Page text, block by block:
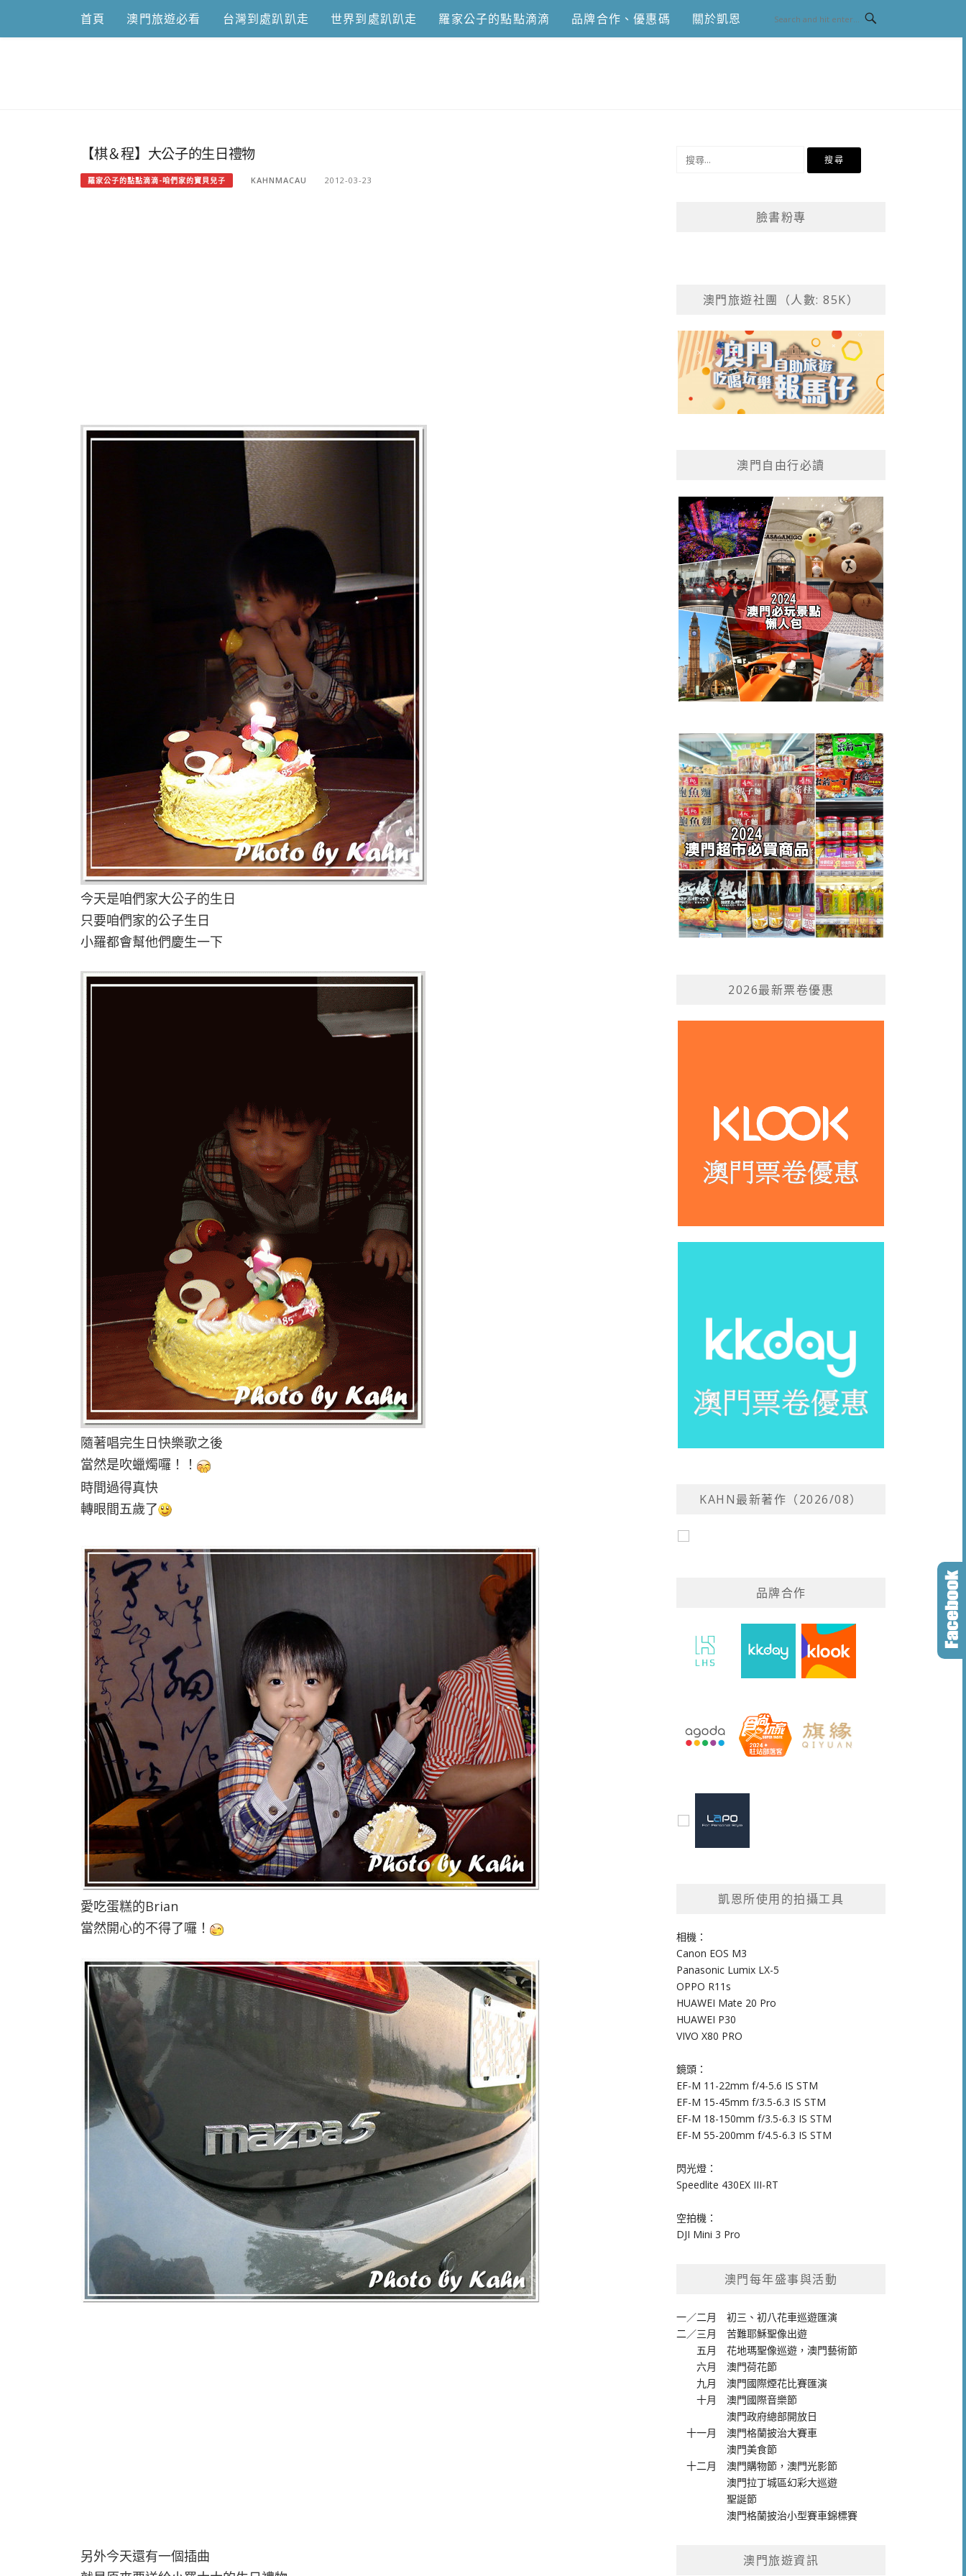
content
首頁 澳門旅遊必看 台灣到處趴趴走 世界到處趴趴走 羅家公子的點點滴滴 品牌合作、優惠碼 關於凱恩
【棋＆程】大公子的生日禮物
羅家公子的點點滴滴-咱們家的寶貝兒子 KAHNMACAU 2012-03-23
今天是咱們家大公子的生日
只要咱們家的公子生日
小羅都會幫他們慶生一下
隨著唱完生日快樂歌之後
當然是吹蠟燭囉！！
時間過得真快
轉眼間五歲了
愛吃蛋糕的Brian
當然開心的不得了囉！
另外今天還有一個插曲
臉書粉專
澳門旅遊社團（人數: 85K）
澳門自由行必讀
2026最新票卷優惠
KAHN最新著作（2026/08）
品牌合作
凱恩所使用的拍攝工具
相機：
Canon EOS M3
Panasonic Lumix LX-5
OPPO R11s
HUAWEI Mate 20 Pro
HUAWEI P30
VIVO X80 PRO
鏡頭：
EF-M 11-22mm f/4-5.6 IS STM
EF-M 15-45mm f/3.5-6.3 IS STM
EF-M 18-150mm f/3.5-6.3 IS STM
EF-M 55-200mm f/4.5-6.3 IS STM
閃光燈：
Speedlite 430EX III-RT
空拍機：
DJI Mini 3 Pro
澳門每年盛事與活動
一／二月初三、初八花車巡遊匯演
二／三月苦難耶穌聖像出遊
五月花地瑪聖像巡遊 ，澳門藝術節
六月澳門荷花節
九月澳門國際煙花比賽匯演
十月澳門國際音樂節
澳門政府總部開放日
十一月澳門格蘭披治大賽車
澳門美食節
十二月澳門購物節 ，澳門光影節
澳門拉丁城區幻彩大巡遊
聖誕節
澳門格蘭披治小型賽車錦標賽
澳門旅遊資訊